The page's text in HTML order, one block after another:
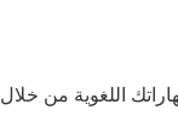
اللغوية من خلال